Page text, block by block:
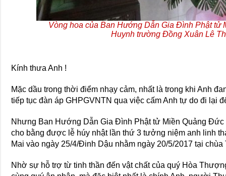
Vòng hoa của Ban Hướng Dẫn Gia Đình Phật tử
Huynh trường Đồng Xuân Lê
Kính thưa Anh !
Mặc dầu trong thời điểm nhạy cảm, nhất là trong khi Anh
tiếp tục đàn áp GHPGVNTN qua việc cấm Anh tự do đi lại
Nhưng Ban Hướng Dẫn Gia Đình Phật tử Miền Quảng
cho bằng được lễ húy nhật lần thứ 3 tưởng niệm anh linh
Mai vào ngày 25/4/Đinh Dậu nhằm ngày 20/5/2017 tại
Nhờ sự hỗ trợ từ tinh thần đến vật chất của quý Hòa